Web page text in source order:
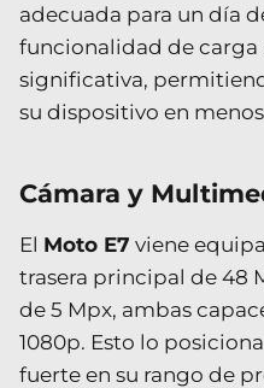
adecuada para un día
funcionalidad de carga
significativa,
su dispositivo en
Cámara y
El Moto E7 viene
trasera principal de 48
de 5 Mpx, ambas
1080p. Esto lo
fuerte en su rango de